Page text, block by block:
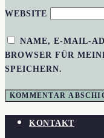
WEBSITE
NAME, E-MAIL-
BROWSER FÜR
SPEICHERN.
KONTAKT